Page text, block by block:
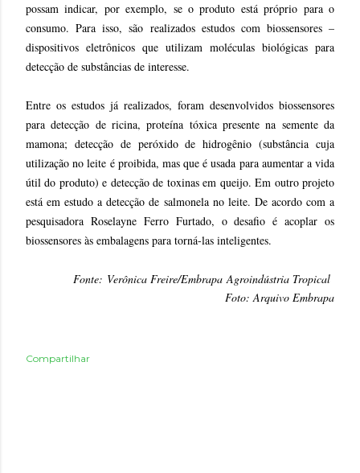
possam indicar, por exemplo, se o produto está próprio para o
consumo. Para isso, são realizados estudos com biossensores –
dispositivos eletrônicos que utilizam moléculas biológicas para
detecção de substâncias de interesse.
Entre os estudos já realizados, foram desenvolvidos biossensores
para detecção de ricina, proteína tóxica presente na semente da
mamona; detecção de peróxido de hidrogênio (substância cuja
utilização no leite é proibida, mas que é usada para aumentar a vida
útil do produto) e detecção de toxinas em queijo. Em outro projeto
está em estudo a detecção de salmonela no leite. De acordo com a
pesquisadora Roselayne Ferro Furtado, o desafio é acoplar os
biossensores às embalagens para torná-las inteligentes.
Fonte: Verônica Freire/EmbrapaAgroindústria Tropical
Foto: Arquivo Embrapa
Compartilhar